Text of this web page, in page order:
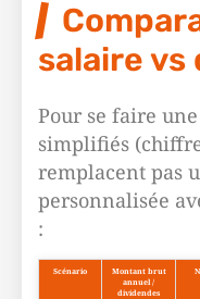
salaire vs
Pour se faire
simplifiés
remplacent pas
personnalisée
:
Scénario
Montant brut
annuel /
dividendes